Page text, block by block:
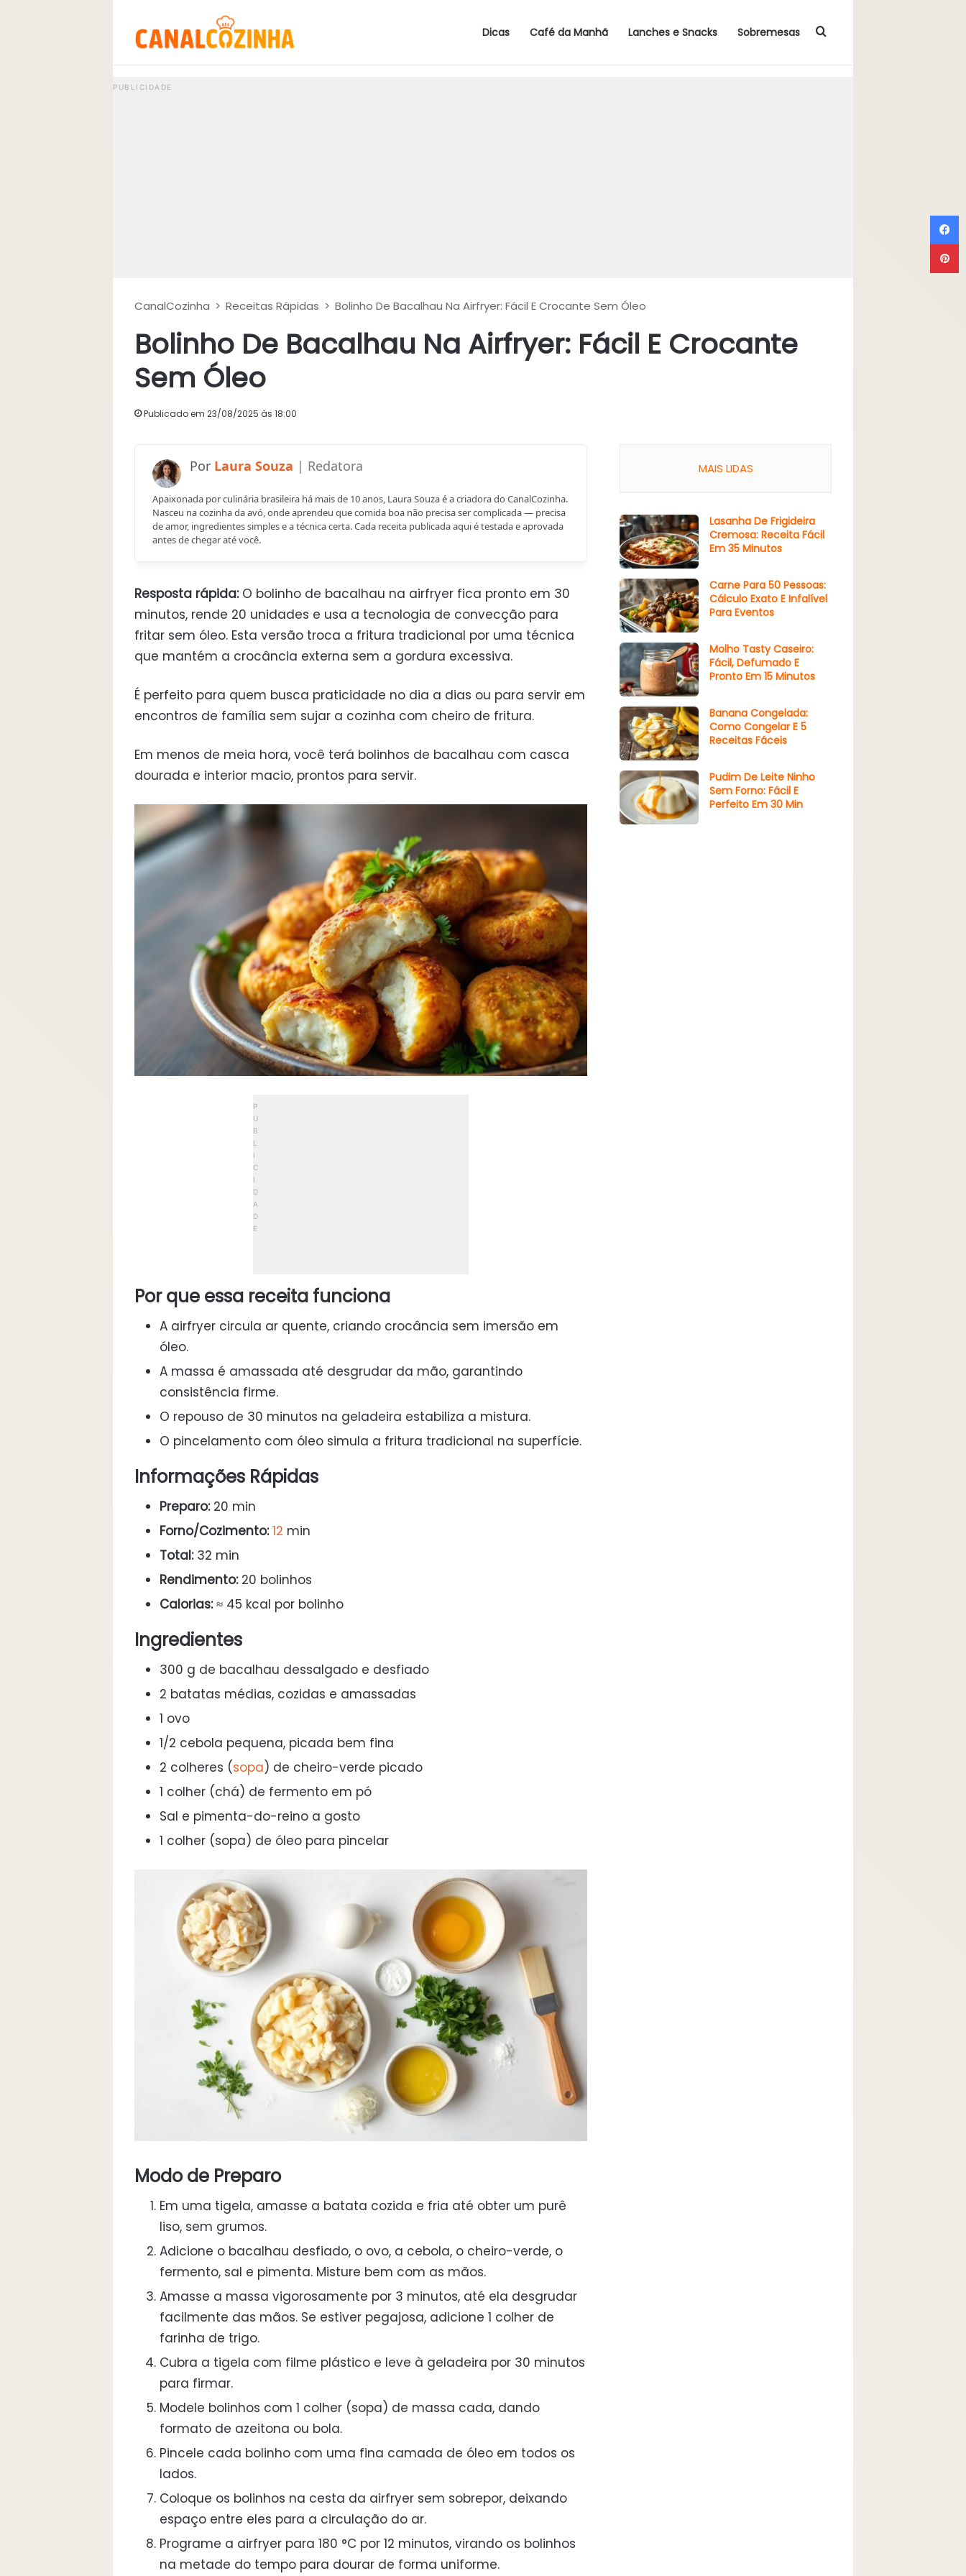
Dicas Café da Manhã Lanches e Snacks Sobremesas Procurar por
CanalCozinha > Receitas Rápidas > Bolinho De Bacalhau Na Airfryer: Fácil E Crocante Sem Óleo
Bolinho De Bacalhau Na Airfryer: Fácil E Crocante
Sem Óleo
Publicado em 23/08/2025 às 18:00
Laura Souza
Apaixonada por culinária brasileira há mais de 10 anos, Laura Souza é a criadora do CanalCozinha.
Nasceu na cozinha da avó, onde aprendeu que comida boa não precisa ser complicada — precisa
de amor, ingredientes simples e a técnica certa. Cada receita publicada aqui é testada e aprovada
antes de chegar até você.
Resposta rápida:O bolinho de bacalhau na airfryer fica pronto em 30
minutos, rende 20 unidades e usa a tecnologia de convecção para
fritar sem óleo. Esta versão troca a fritura tradicional por uma técnica
que mantém a crocância externa sem a gordura excessiva.
É perfeito para quem busca praticidade no dia a dias ou para servir em
encontros de família sem sujar a cozinha com cheiro de fritura.
Em menos de meia hora, você terá bolinhos de bacalhau com casca
dourada e interior macio, prontos para servir.
Por que essa receita funciona
A airfryer circula ar quente, criando crocância sem imersão em
óleo.
A massa é amassada até desgrudar da mão, garantindo
consistência firme.
O repouso de 30 minutos na geladeira estabiliza a mistura.
O pincelamento com óleo simula a fritura tradicional na superfície.
Informações Rápidas
Preparo:20 min
Forno/Cozimento: 12 min
Total:32 min
Rendimento:20 bolinhos
Calorias:≈ 45 kcal por bolinho
Ingredientes
300 g de bacalhau dessalgado e desfiado
2 batatas médias, cozidas e amassadas
1 ovo
1/2 cebola pequena, picada bem fina
2 colheres (sopa) de cheiro-verde picado
1 colher (chá) de fermento em pó
Sal e pimenta-do-reino a gosto
1 colher (sopa) de óleo para pincelar
Modo de Preparo
Em uma tigela, amasse a batata cozida e fria até obter um purê
liso, sem grumos.
Adicione o bacalhau desfiado, o ovo, a cebola, o cheiro-verde, o
fermento, sal e pimenta. Misture bem com as mãos.
Amasse a massa vigorosamente por 3 minutos, até ela desgrudar
facilmente das mãos. Se estiver pegajosa, adicione 1 colher de
farinha de trigo.
Cubra a tigela com filme plástico e leve à geladeira por 30 minutos
para firmar.
Modele bolinhos com 1 colher (sopa) de massa cada, dando
formato de azeitona ou bola.
Pincele cada bolinho com uma fina camada de óleo em todos os
lados.
Coloque os bolinhos na cesta da airfryer sem sobrepor, deixando
espaço entre eles para a circulação do ar.
Programe a airfryer para 180 °C por 12 minutos, virando os bolinhos
na metade do tempo para dourar de forma uniforme.
MAIS LIDAS
Lasanha De Frigideira
Cremosa: Receita Fácil
Em 35 Minutos
Carne Para 50 Pessoas:
Cálculo Exato E Infalível
Para Eventos
Molho Tasty Caseiro:
Fácil, Defumado E
Pronto Em 15 Minutos
Banana Congelada:
Como Congelar E 5
Receitas Fáceis
Pudim De Leite Ninho
Sem Forno: Fácil E
Perfeito Em 30 Min